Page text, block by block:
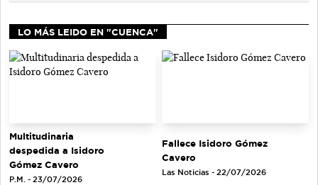
LO MÁS LEIDO EN "CUENCA"
Multitudinaria
despedida a Isidoro
Gómez Cavero
P.M. - 23/07/2026
Fallece Isidoro Gómez
Cavero
Las Noticias - 22/07/2026